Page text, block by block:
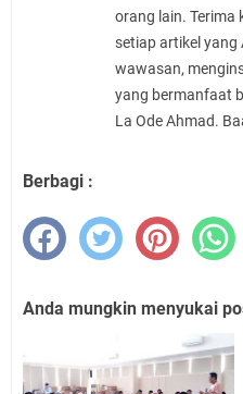
orang lain. Terima
setiap artikel yang
wawasan,
yang bermanfaat
La Ode Ahmad.
Berbagi :
Anda mungkin menyukai